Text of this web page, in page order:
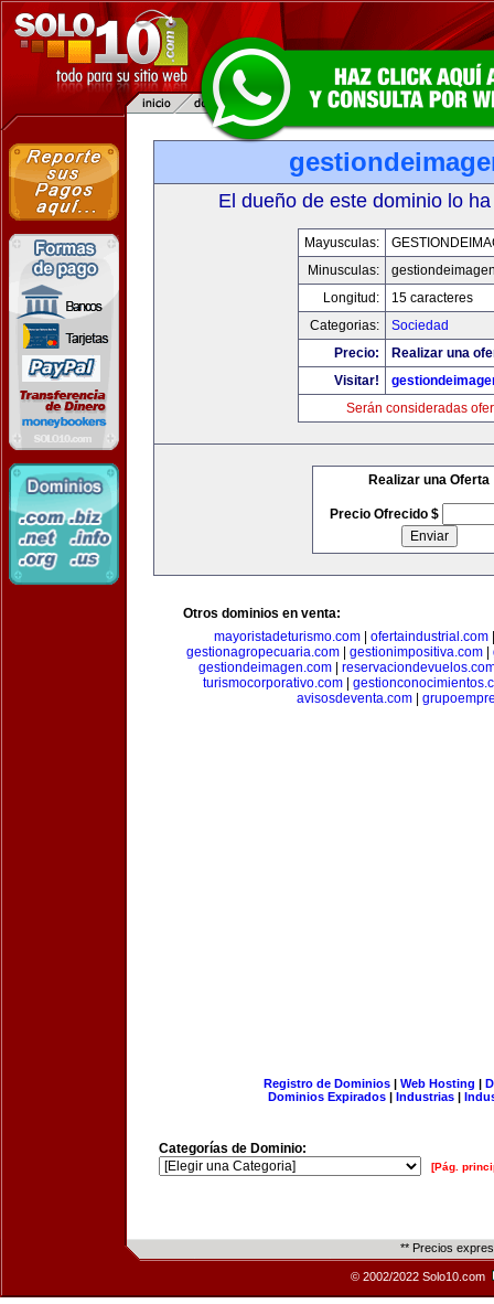
El dueño de este dominio lo
Mayusculas:
Minusculas:
Longitud:
15 caracteres
Categorias:
Sociedad
Precio:
Realizar una
Visitar!
Serán consideradas
Realizar una Oferta
Precio Ofrecido $
Otros dominios en venta:
mayoristadeturismo.com| ofertaindustrial.com
gestionagropecuaria.com
gestionimpositiva.com
gestiondeimagen.com
turismocorporativo.com
avisosdeventa.com
Registro de Dominios| Web Hosting |
Dominios Expirados | Industrias |
Categorías de Dominio:
[Pág.
** Precios
© 2002/2022 Solo10.com